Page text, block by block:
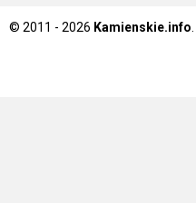
© 2011 - 2026 Kamienskie.info